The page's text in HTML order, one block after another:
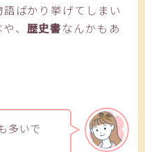
ばかり挙げてしまい
、 歴史書なんかもあ
多いで